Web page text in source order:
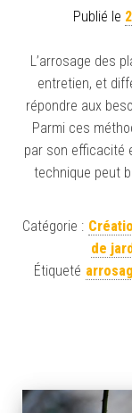
Publié le
L’arrosage des
entretien, et
répondre aux
Parmi ces
par son efficacité
technique peut
Catégorie :
de
Étiqueté